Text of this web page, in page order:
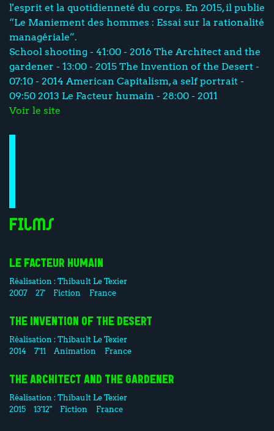
l'esprit et la quotidienneté du corps. En 2015, il publie
“Le Maniement des hommes : Essai sur la rationalité
managériale”.
School shooting - 41:00 - 2016 The Architect and the
gardener - 13:00 - 2015 The Invention of the Desert -
07:10 - 2014 American Capitalism, a self portrait -
09:50 2013 Le Facteur humain - 28:00 - 2011
Voir le site
Films
LE FACTEUR HUMAIN
Réalisation :Thibault Le Texier
2007
27' Fiction France
THE INVENTION OF THE DESERT
Réalisation :Thibault Le Texier
2014
7'11 Animation France
THE ARCHITECT AND THE GARDENER
Réalisation :Thibault Le Texier
2015
13'12" Fiction France